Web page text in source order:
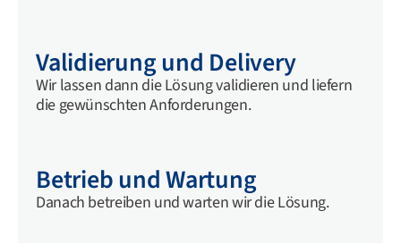
Validierung und Delivery
Wir lassen dann die Lösung validieren und liefern
die gewünschten Anforderungen.
Betrieb und Wartung
Danach betreiben und warten wir die Lösung.